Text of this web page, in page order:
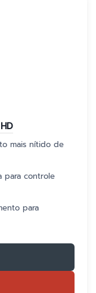
mais nítido de
para controle
para